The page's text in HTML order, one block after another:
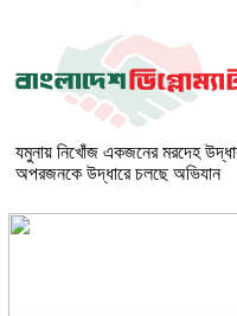
যমুনায় নিখোঁজ একজনের মরদেহ
অপরজনকে উদ্ধারে চলছে অভিযান